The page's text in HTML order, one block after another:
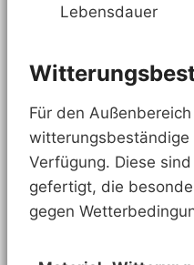
Lebensdauer
Für den
witterungsbeständige
Verfügung. Diese
gefertigt, die
gegen